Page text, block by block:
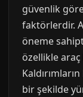
güvenlik
faktörlerdir.
öneme
özellikle
bir şekilde